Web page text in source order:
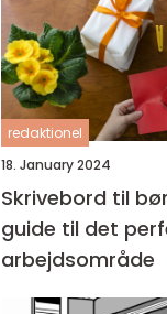
redaktionel
18. January 2024
Skrivebord til
guide til det
arbejdsområde